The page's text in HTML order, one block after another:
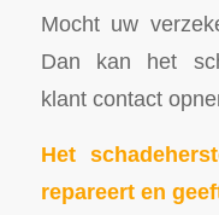
Mocht uw
Dan kan het
klant contact
Het
repareert en